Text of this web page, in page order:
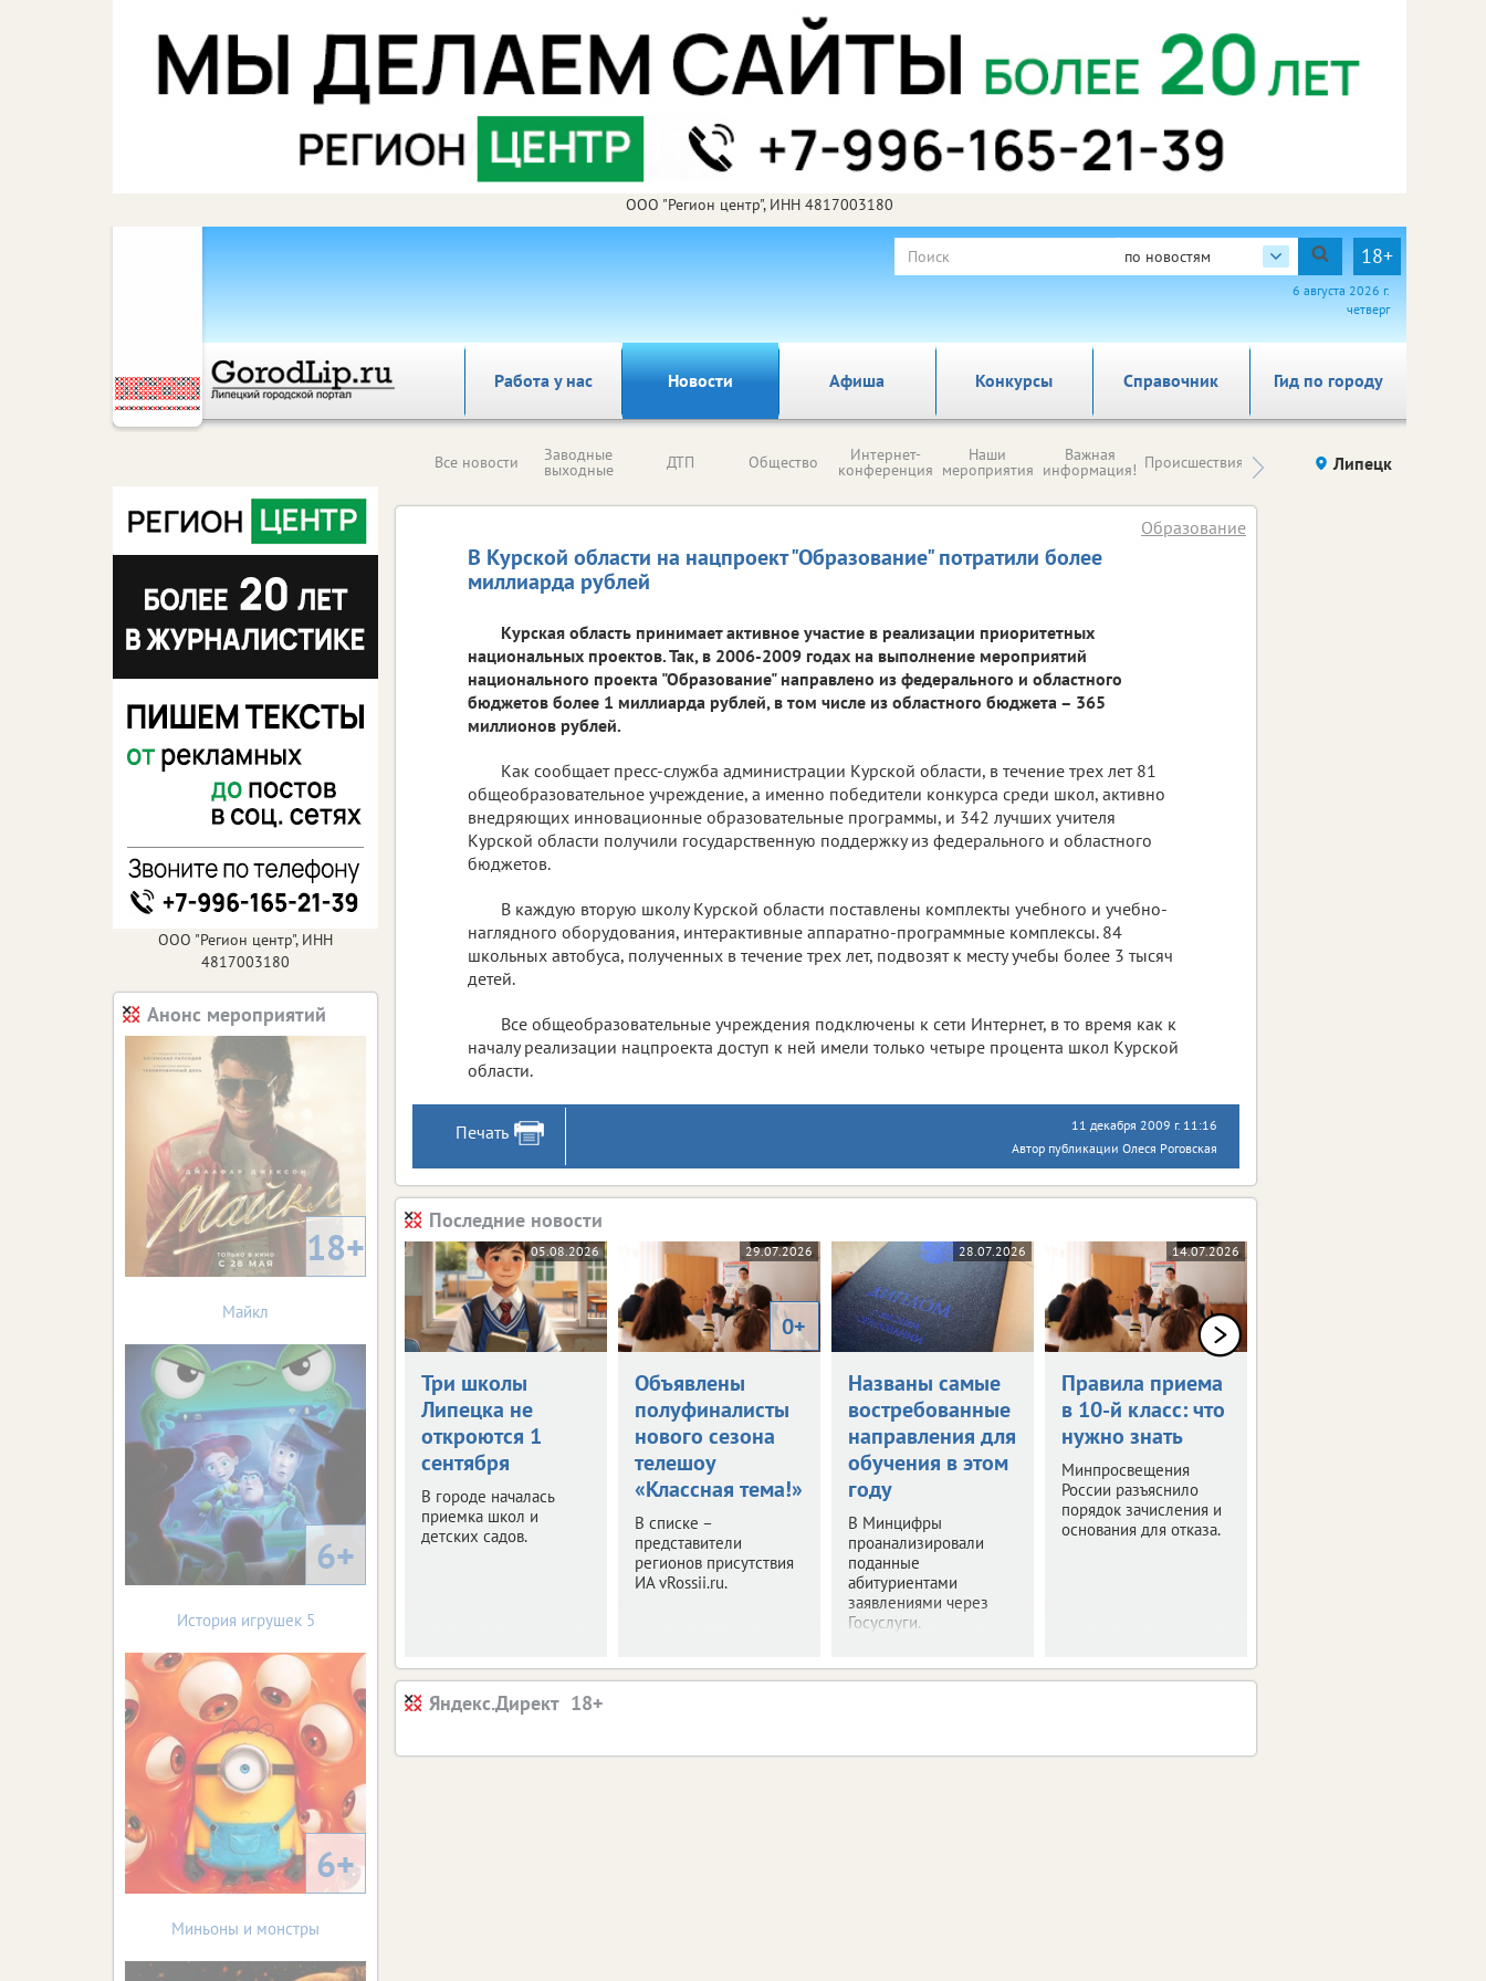
ООО "Регион центр", ИНН 4817003180
по новостям 18+
6 августа 2026 г.
четверг
Работа у нас Новости Афиша Справочник Гид по городу
Конкурсы
Все новости Заводные
выходные ДТП Общество Интернет-
конференция
Наши
мероприятия
Важная
информация! Происшествия Здоровье компаний (на
правах
Липецк
В Курской области на нацпроект "Образование" потратили более
миллиарда рублей
Образование
Курская область принимает активное участие в реализации приоритетных
национальных проектов. Так, в 2006-2009 годах на выполнение мероприятий
национального проекта "Образование" направлено из федерального и областного
бюджетов более 1 миллиарда рублей, в том числе из областного бюджета – 365
миллионов рублей.
Как сообщает пресс-служба администрации Курской области, в течение трех лет 81
общеобразовательное учреждение, а именно победители конкурса среди школ, активно
внедряющих инновационные образовательные программы, и 342 лучших учителя
Курской области получили государственную поддержку из федерального и областного
бюджетов.
В каждую вторую школу Курской области поставлены комплекты учебного и учебно-
наглядного оборудования, интерактивные аппаратно-программные комплексы. 84
школьных автобуса, полученных в течение трех лет, подвозят к месту учебы более 3 тысяч
детей.
Все общеобразовательные учреждения подключены к сети Интернет, в то время как к
началу реализации нацпроекта доступ к ней имели только четыре процента школ Курской
области.
Печать
11 декабря 2009 г. 11:16
Автор публикации Олеся Роговская
Последние новости
05.08.2026
Три школы
Липецка не
откроются 1
сентября
В городе началась
приемка школ и
детских садов.
29.07.2026
0+
Объявлены
полуфиналисты
нового сезона
телешоу
«Классная тема!»
В списке –
представители
регионов присутствия
ИА vRossii.ru.
28.07.2026
Названы самые
востребованные
направления для
обучения в этом
году
В Минцифры
проанализировали
поданные
абитуриентами
заявлениями через
Госуслуги.
14.07.2026
Правила приема
в 10-й класс: что
нужно знать
Минпросвещения
России разъяснило
порядок зачисления и
основания для отказа.
Яндекс.Директ
ООО "Регион центр", ИНН
4817003180
Анонс мероприятий
18+
Майкл
6+
История игрушек 5
6+
Миньоны и монстры